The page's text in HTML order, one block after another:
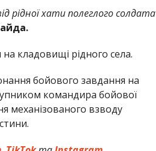
рідної хати полеглого солдата
кладовищі рідного села.
бойового завдання на
командира бойової
механізованого взводу